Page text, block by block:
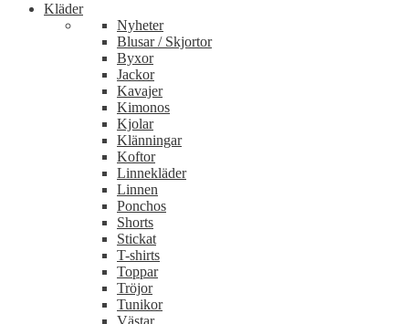
Kläder
Nyheter
Blusar / Skjortor
Byxor
Jackor
Kavajer
Kimonos
Kjolar
Klänningar
Koftor
Linnekläder
Linnen
Ponchos
Shorts
Stickat
T-shirts
Toppar
Tröjor
Tunikor
Västar